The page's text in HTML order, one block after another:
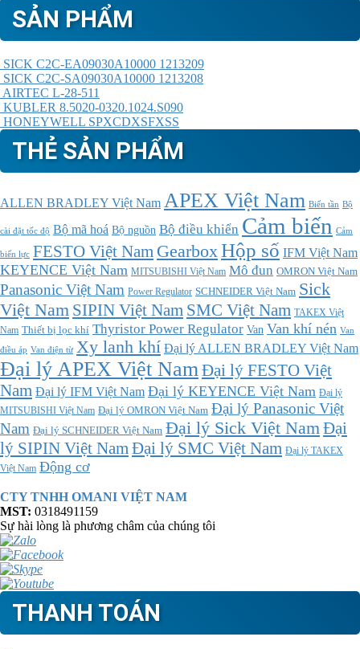
SẢN PHẨM
SICK C2C-EA09030A10000 1213209
SICK C2C-SA09030A10000 1213208
AIRTEC L-28-511
KUBLER 8.5020-0320.1024.S090
HONEYWELL SPXCDXSFXSS
THẺ SẢN PHẨM
ALLEN BRADLEY Việt Nam APEX Việt Nam Biến tần Bộ
cài đặt tốc độ Bộ mã hoá Bộ nguồn Bộ điều khiển Cảm biến Cảm
biến lực FESTO Việt Nam GearboxHộp số IFM Việt Nam
KEYENCE Việt Nam MITSUBISHI Việt Nam Mô đun OMRON Việt Nam
Panasonic Việt Nam Power Regulator SCHNEIDER Việt Nam Sick
Việt Nam SIPIN Việt Nam SMC Việt Nam TAKEX Việt
Nam Thiết bị lọc khí Thyristor Power Regulator Van Van khí nén Van
điều áp Van điện từ Xy lanh khí Đại lý ALLEN BRADLEY Việt Nam
Đại lý APEX Việt NamĐại lý FESTO Việt
Nam Đại lý IFM Việt Nam Đại lý KEYENCE Việt Nam Đại lý
MITSUBISHI Việt Nam Đại lý OMRON Việt Nam Đại lý Panasonic Việt
Nam Đại lý SCHNEIDER Việt Nam Đại lý Sick Việt NamĐại
lý SIPIN Việt Nam Đại lý SMC Việt Nam Đại lý TAKEX
Việt Nam Động cơ
CTY TNHH OMANI VIỆT NAM
MST: 0318491159
Sự hài lòng là phương châm của chúng tôi
THANH TOÁN